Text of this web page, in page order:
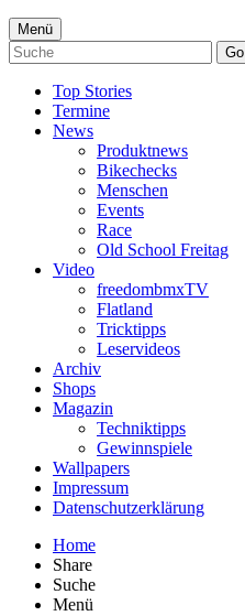
Menü
Go
Top Stories
Termine
News
Produktnews
Bikechecks
Menschen
Events
Race
Old School Freitag
Video
freedombmxTV
Flatland
Tricktipps
Leservideos
Archiv
Shops
Magazin
Techniktipps
Gewinnspiele
Wallpapers
Impressum
Datenschutzerklärung
Home
Share
Suche
Menü